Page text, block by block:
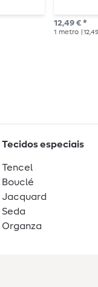
12,49 € *
1 metro |
Tecidos especiais
Tencel
Bouclé
Jacquard
Seda
Organza